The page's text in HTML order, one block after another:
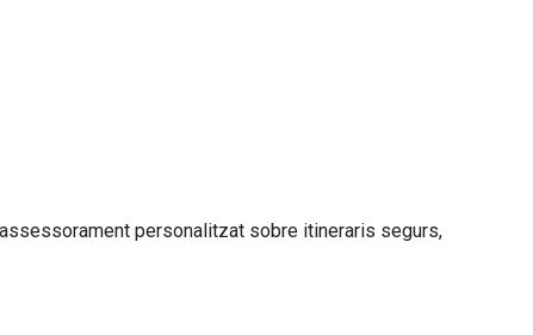
personalitzat sobre itineraris segurs,